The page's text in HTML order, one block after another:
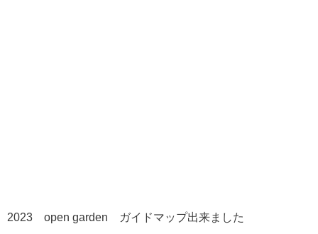
2023 open garden ガイドマップ出来ました